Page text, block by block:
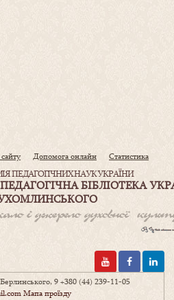
Допомога онлайн Статистика
ПЕДАГОГІЧНИХ НАУК УКРАЇНИ
БІБЛІОТЕКА
9+380 (44) 239-11-05
Мапа проїзду